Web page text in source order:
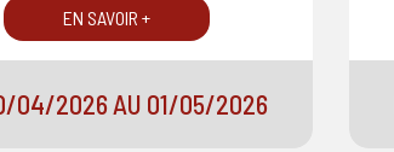
EN SAVOIR +
04/2026 AU 01/05/2026